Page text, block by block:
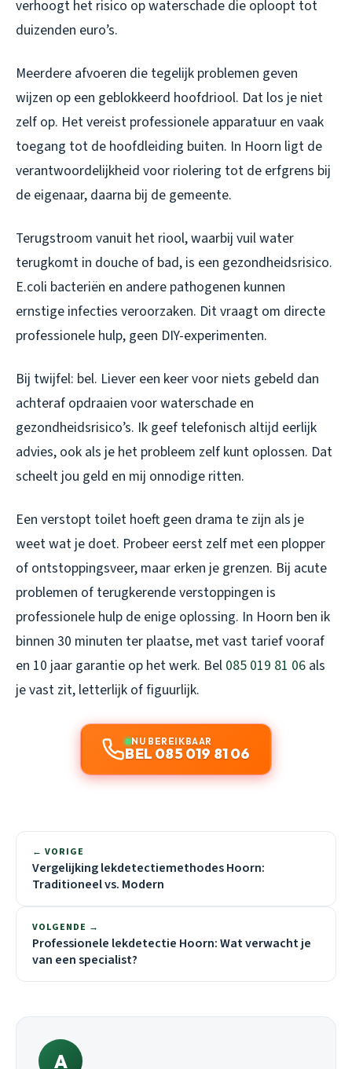
verhoogt het risico op waterschade die oploopt tot
duizenden euro’s.
Meerdere afvoeren die tegelijk problemen geven
wijzen op een geblokkeerd hoofdriool. Dat los je niet
zelf op. Het vereist professionele apparatuur en vaak
toegang tot de hoofdleiding buiten. In Hoorn ligt de
verantwoordelijkheid voor riolering tot de erfgrens bij
de eigenaar, daarna bij de gemeente.
Terugstroom vanuit het riool, waarbij vuil water
terugkomt in douche of bad, is een gezondheidsrisico.
E.coli bacteriën en andere pathogenen kunnen
ernstige infecties veroorzaken. Dit vraagt om directe
professionele hulp, geen DIY-experimenten.
Bij twijfel: bel. Liever een keer voor niets gebeld dan
achteraf opdraaien voor waterschade en
gezondheidsrisico’s. Ik geef telefonisch altijd eerlijk
advies, ook als je het probleem zelf kunt oplossen. Dat
scheelt jou geld en mij onnodige ritten.
Een verstopt toilet hoeft geen drama te zijn als je
weet wat je doet. Probeer eerst zelf met een plopper
of ontstoppingsveer, maar erken je grenzen. Bij acute
problemen of terugkerende verstoppingen is
professionele hulp de enige oplossing. In Hoorn ben ik
binnen 30 minuten ter plaatse, met vast tarief vooraf
en 10 jaar garantie op het werk. Bel 085 019 81 06 als
je vast zit, letterlijk of figuurlijk.
NU BEREIKBAAR
BEL 085 019 81 06
← VORIGE
Vergelijking lekdetectiemethodes Hoorn:
Traditioneel vs. Modern
VOLGENDE →
Professionele lekdetectie Hoorn: Wat verwacht je
van een specialist?
A